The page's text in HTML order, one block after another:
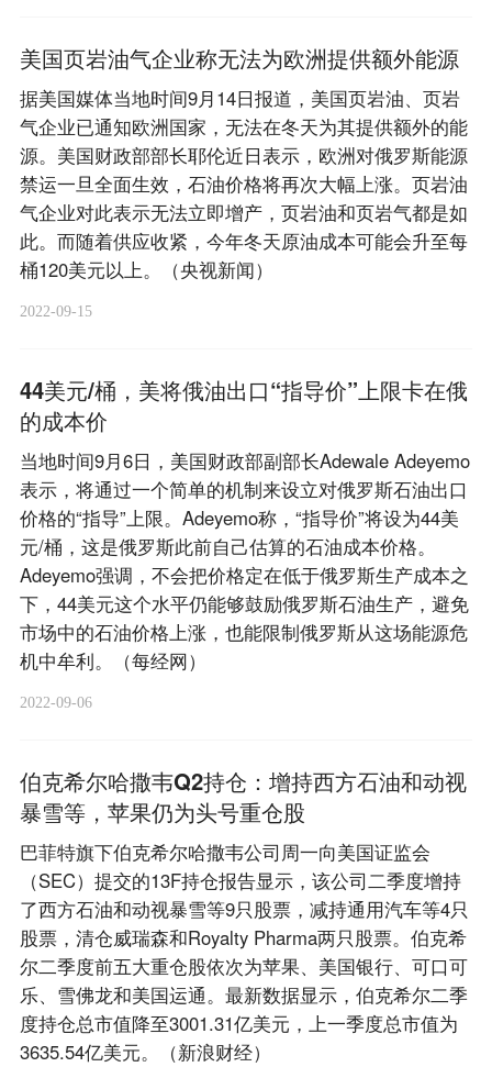
美国页岩油气企业称无法为欧洲提供额外能源
据美国媒体当地时间9月14日报道，美国页岩油、页岩
气企业已通知欧洲国家，无法在冬天为其提供额外的能
源。美国财政部部长耶伦近日表示，欧洲对俄罗斯能源
禁运一旦全面生效，石油价格将再次大幅上涨。页岩油
气企业对此表示无法立即增产，页岩油和页岩气都是如
此。而随着供应收紧，今年冬天原油成本可能会升至每
桶120美元以上。（央视新闻）
2022-09-15
44美元/桶，美将俄油出口“指导价”上限卡在俄
的成本价
当地时间9月6日，美国财政部副部长Adewale Adeyemo
表示，将通过一个简单的机制来设立对俄罗斯石油出口
价格的“指导”上限。Adeyemo称，“指导价”将设为44美
元/桶，这是俄罗斯此前自己估算的石油成本价格。
Adeyemo强调，不会把价格定在低于俄罗斯生产成本之
下，44美元这个水平仍能够鼓励俄罗斯石油生产，避免
市场中的石油价格上涨，也能限制俄罗斯从这场能源危
机中牟利。（每经网）
2022-09-06
伯克希尔哈撒韦Q2持仓：增持西方石油和动视
暴雪等，苹果仍为头号重仓股
巴菲特旗下伯克希尔哈撒韦公司周一向美国证监会
（SEC）提交的13F持仓报告显示，该公司二季度增持
了西方石油和动视暴雪等9只股票，减持通用汽车等4只
股票，清仓威瑞森和Royalty Pharma两只股票。伯克希
尔二季度前五大重仓股依次为苹果、美国银行、可口可
乐、雪佛龙和美国运通。最新数据显示，伯克希尔二季
度持仓总市值降至3001.31亿美元，上一季度总市值为
3635.54亿美元。（新浪财经）